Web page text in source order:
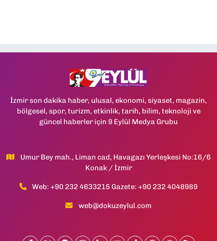
İzmir son dakika haber, ulusal, ekonomi, siyaset, magazin,
bölgesel, spor, turizm, etkinlik, tarih, bilim, teknoloji ve
güncel haberler için 9 Eylül Medya Grubu
Umur Bey mah., Liman cad, Havagazı Yerleşkesi No:16/6
Konak / İzmir
Web: +90 232 4633215 Gazete: +90 232 4048989
web@dokuzeylul.com